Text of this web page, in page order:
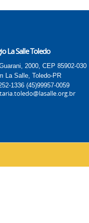
La Salle Toledo
2000, CEP 85902-030
La Salle, Toledo-PR
1336 (45)99957-0059